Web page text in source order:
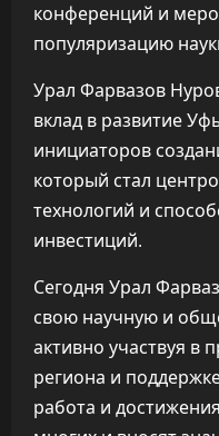
конференций и
популяризацию
Урал Фарвазов
вклад в развитие
инициаторов
который стал
технологий и
инвестиций.
Сегодня Урал
свою научную и
активно участвуя в
региона и
работа и